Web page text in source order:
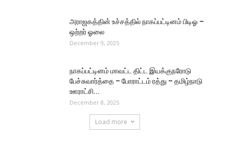
அராஜகத்தின் உச்சத்தில் நாகப்பட்டினம் பிடிஓ –
ஒற்றர் ஓலை
December 9, 2025
நாகப்பட்டினம் மாவட்ட திட்ட இயக்குநரோடு
பேச்சுவார்த்தை – போராட்டம் ரத்து – தமிழ்நாடு
ஊராட்சி...
December 8, 2025
Load more